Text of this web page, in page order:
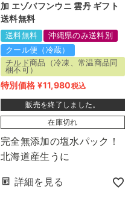
加 エゾバフンウニ 雲丹 ギフト
送料無料
送料無料
沖縄県のみ送料別
クール便（冷蔵）
チルド商品（冷凍、常温商品同
梱不可）
特別価格 ¥11,980税込
販売を終了しました。
在庫切れ
完全無添加の塩水パック！
北海道産生うに
詳細を見る